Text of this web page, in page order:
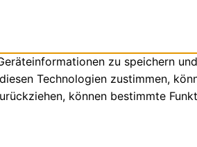
zu speichern
Technologien zustimmen,
können bestimmte